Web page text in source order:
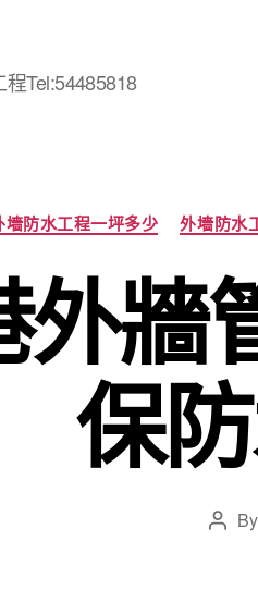
Tel:54485818
墻防水工程一坪多少 外墻防水
外牆
保
Post
By